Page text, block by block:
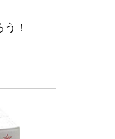
！